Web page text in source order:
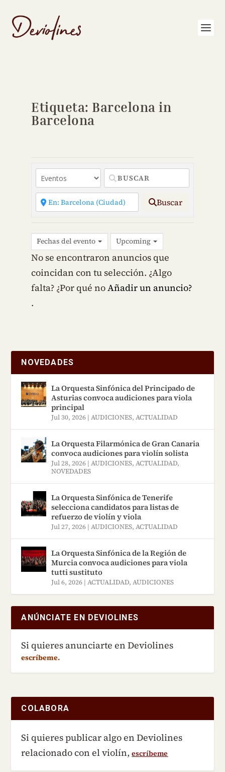
Etiqueta: Barcelona in
Barcelona
Buscar
Fechas del evento Upcoming
No se encontraron anuncios que
coincidan con tu selección. ¿Algo
falta? ¿Por qué noAñadir un anuncio?
.
NOVEDADES
La Orquesta Sinfónica del Principado de
Asturias convoca audiciones para viola
principal
Jul 30, 2026 |AUDICIONES,ACTUALIDAD
La Orquesta Filarmónica de Gran Canaria
convoca audiciones para violín solista
Jul 28, 2026 |AUDICIONES,ACTUALIDAD,
NOVEDADES
La Orquesta Sinfónica de Tenerife
selecciona candidatos para listas de
refuerzo de violín y viola
Jul 27, 2026 |AUDICIONES,ACTUALIDAD
La Orquesta Sinfónica de la Región de
Murcia convoca audiciones para viola
tutti sustituto
Jul 6, 2026 |ACTUALIDAD,AUDICIONES
ANÚNCIATE EN DEVIOLINES
Si quieres anunciarte en Deviolines
escríbeme.
COLABORA
Si quieres publicar algo en Deviolines
relacionado con el violín,escríbeme